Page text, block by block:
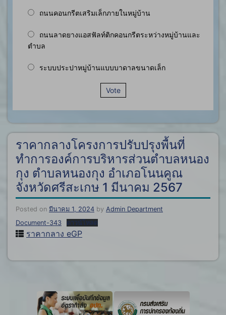
ถนนคอนกรีตเสริมเล็กภายในหมู่บ้าน
ถนนลาดยางแอสฟัลท์ติกคอนกรีตระหว่างหมู่บ้านและ
ตำบล
ระบบประปาหมู่บ้านแบบบาดาลขนาดเล็ก
Vote
ราคากลางโครงการปรับปรุงพื้นที่
ทำการองค์การบริหารส่วนตำบลหนอง
กุง ตำบลหนองกุง อำเภอโนนคูณ
จังหวัดศรีสะเกษ 1 มีนาคม 2567
Posted on มีนาคม 1, 2024 by Admin Department
Document-343
ดาวน์โหลด
ราคากลาง eGP